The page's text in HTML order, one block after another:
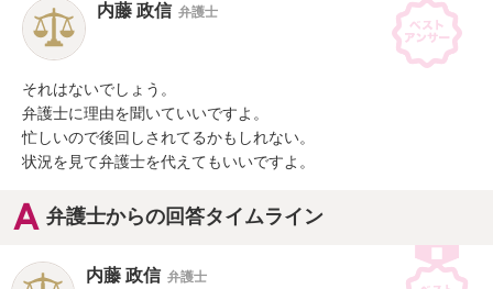
内藤 政信 弁護士
それはないでしょう。
弁護士に理由を聞いていいですよ。
忙しいので後回しされてるかもしれない。
状況を見て弁護士を代えてもいいですよ。
弁護士からの回答タイムライン
内藤 政信 弁護士